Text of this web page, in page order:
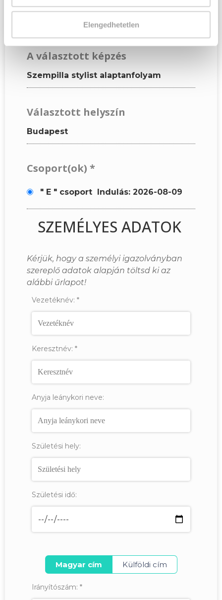
Elengedhetetlen
KÉPZÉSI ADATOK
A választott képzés
Szempilla stylist alaptanfolyam
Választott helyszín
Budapest
Csoport(ok) *
" E " csoport Indulás: 2026-08-09
SZEMÉLYES ADATOK
Kérjük, hogy a személyi igazolványban
szereplő adatok alapján töltsd ki az
alábbi űrlapot!
Vezetéknév: *
Keresztnév: *
Anyja leánykori neve:
Születési hely:
Születési idő:
Magyar cím Külföldi cím
Irányítószám: *